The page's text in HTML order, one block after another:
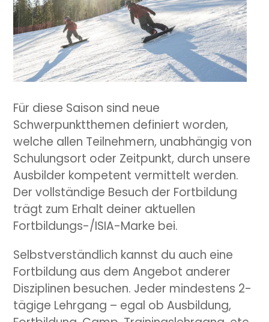
Für diese Saison sind neue
Schwerpunktthemen definiert worden,
welche allen Teilnehmern, unabhängig von
Schulungsort oder Zeitpunkt, durch unsere
Ausbilder kompetent vermittelt werden.
Der vollständige Besuch der Fortbildung
trägt zum Erhalt deiner aktuellen
Fortbildungs-/ISIA-Marke bei.
Selbstverständlich kannst du auch eine
Fortbildung aus dem Angebot anderer
Disziplinen besuchen. Jeder mindestens 2-
tägige Lehrgang – egal ob Ausbildung,